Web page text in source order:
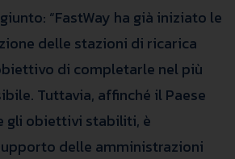
“FastWay ha già iniziato le
delle stazioni di ricarica
di completarle nel più
Tuttavia, affinché il Paese
gli obiettivi stabiliti, è
delle amministrazioni